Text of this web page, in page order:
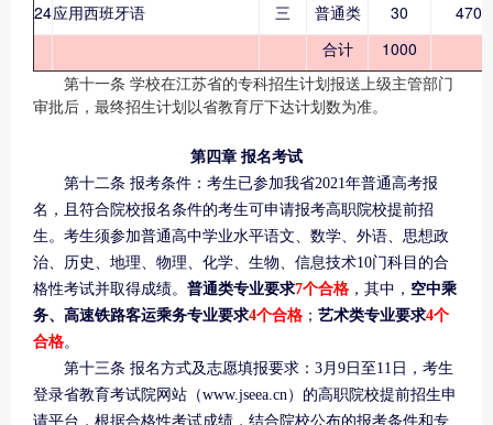
24应用西班牙语 三 普通类 30
4700
合计
1000
第十一条 学校在江苏省的专科招生计划报送上级主管部门
审批后，最终招生计划以省教育厅下达计划数为准。
第四章 报名考试
第十二条 报考条件：考生已参加我省2021年普通高考报
名，且符合院校报名条件的考生可申请报考高职院校提前招
生。考生须参加普通高中学业水平语文、数学、外语、思想政
治、历史、地理、物理、化学、生物、信息技术10门科目的合
格性考试并取得成绩。 普通类专业要求7个合格 ，其中， 空中乘
务、高速铁路客运乘务专业要求4个合格 ； 艺术类专业要求4个
合格。
第十三条 报名方式及志愿填报要求：3月9日至11日，考生
登录省教育考试院网站（www.jseea.cn）的高职院校提前招生申
请平台，根据合格性考试成绩，结合院校公布的报考条件和专